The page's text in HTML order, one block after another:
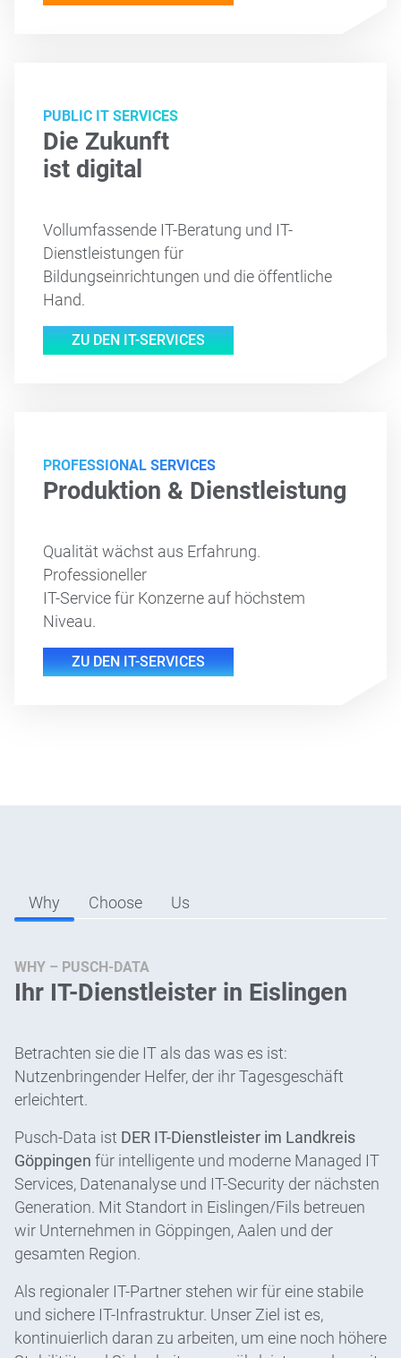
PUBLIC IT SERVICES
Die Zukunft
ist digital
Vollumfassende IT-Beratung und IT-
Dienstleistungen für
Bildungseinrichtungen und die öffentliche
Hand.
ZU DEN IT-SERVICES
PROFESSIONAL SERVICES
Produktion & Dienstleistung
Qualität wächst aus Erfahrung.
Professioneller
IT-Service für Konzerne auf höchstem
Niveau.
ZU DEN IT-SERVICES
Why Choose Us
WHY – PUSCH-DATA
Ihr IT-Dienstleister in Eislingen
Betrachten sie die IT als das was es ist:
Nutzenbringender Helfer, der ihr Tagesgeschäft
erleichtert.
Pusch-Data ist DER IT-Dienstleister im Landkreis
Göppingen für intelligente und moderne Managed IT
Services, Datenanalyse und IT-Security der nächsten
Generation. Mit Standort in Eislingen/Fils betreuen
wir Unternehmen in Göppingen, Aalen und der
gesamten Region.
Als regionaler IT-Partner stehen wir für eine stabile
und sichere IT-Infrastruktur. Unser Ziel ist es,
kontinuierlich daran zu arbeiten, um eine noch höhere